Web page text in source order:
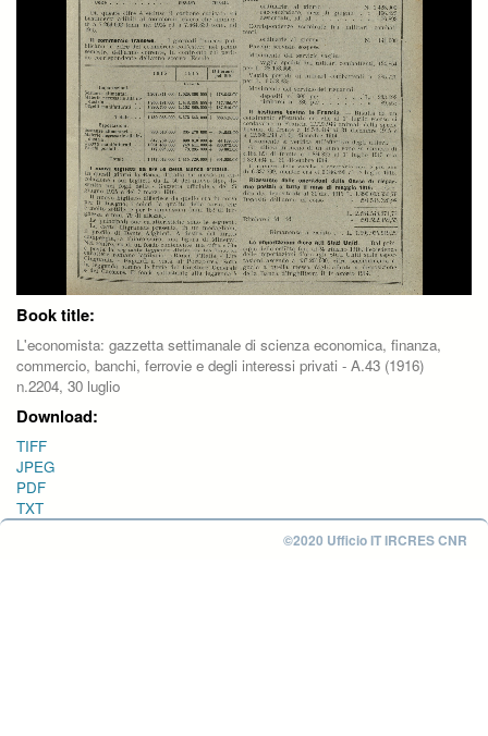
Book title:
L'economista: gazzetta settimanale di scienza economica, finanza,
commercio, banchi, ferrovie e degli interessi privati - A.43 (1916)
n.2204, 30 luglio
Download:
TIFF
JPEG
PDF
TXT
©2020 Ufficio IT IRCRES CNR